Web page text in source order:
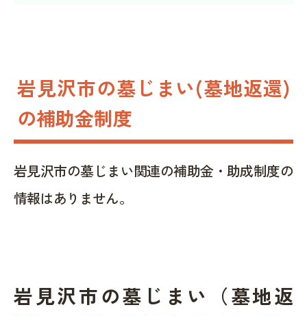
岩見沢市の墓じまい(墓地返還)
の補助金制度
岩見沢市の墓じまい関連の補助金・助成制度の
情報はありません。
岩見沢市の墓じまい（墓地返